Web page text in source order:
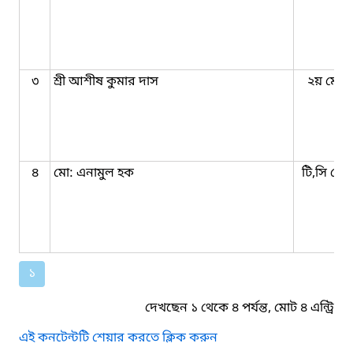
৩ শ্রী আশীষ কুমার দাস ২য়
৪ মো: এনামুল হক টি,সি
১
দেখছেন ১ থেকে ৪ পর্যন্ত, মোট ৪ এন্ট্রি
এই কনটেন্টটি শেয়ার করতে ক্লিক করুন